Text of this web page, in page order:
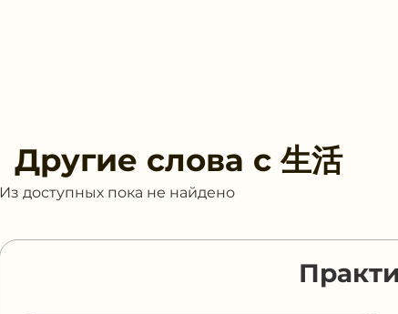
Другие слова с 生活
Из доступных пока не найдено